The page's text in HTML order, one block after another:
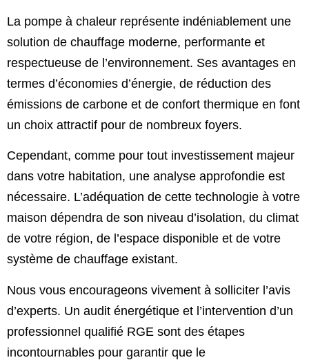
La pompe à chaleur représente indéniablement une
solution de chauffage moderne, performante et
respectueuse de l’environnement. Ses avantages en
termes d’économies d’énergie, de réduction des
émissions de carbone et de confort thermique en font
un choix attractif pour de nombreux foyers.
Cependant, comme pour tout investissement majeur
dans votre habitation, une analyse approfondie est
nécessaire. L’adéquation de cette technologie à votre
maison dépendra de son niveau d’isolation, du climat
de votre région, de l’espace disponible et de votre
système de chauffage existant.
Nous vous encourageons vivement à solliciter l’avis
d’experts. Un audit énergétique et l’intervention d’un
professionnel qualifié RGE sont des étapes
incontournables pour garantir que le